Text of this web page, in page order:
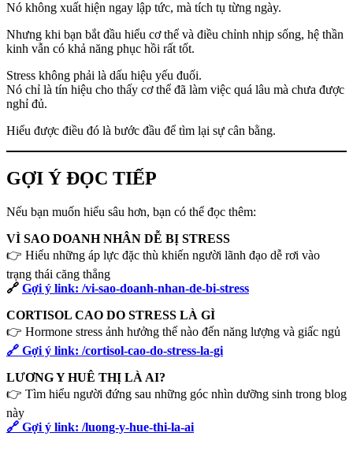
Nó không xuất hiện ngay lập tức, mà tích tụ từng ngày.
Nhưng khi bạn bắt đầu hiểu cơ thể và điều chỉnh nhịp sống, hệ thần
kinh vẫn có khả năng phục hồi rất tốt.
Stress không phải là dấu hiệu yếu đuối.
Nó chỉ là tín hiệu cho thấy cơ thể đã làm việc quá lâu mà chưa được
nghỉ đủ.
Hiểu được điều đó là bước đầu để tìm lại sự cân bằng.
GỢI Ý ĐỌC TIẾP
Nếu bạn muốn hiểu sâu hơn, bạn có thể đọc thêm:
VÌ SAO DOANH NHÂN DỄ BỊ STRESS
👉 Hiểu những áp lực đặc thù khiến người lãnh đạo dễ rơi vào
trạng thái căng thẳng
🔗 Gợi ý link: /vi-sao-doanh-nhan-de-bi-stress
CORTISOL CAO DO STRESS LÀ GÌ
👉 Hormone stress ảnh hưởng thế nào đến năng lượng và giấc ngủ
🔗 Gợi ý link: /cortisol-cao-do-stress-la-gi
LƯƠNG Y HUÊ THỊ LÀ AI?
👉 Tìm hiểu người đứng sau những góc nhìn dưỡng sinh trong blog
này
🔗 Gợi ý link: /luong-y-hue-thi-la-ai